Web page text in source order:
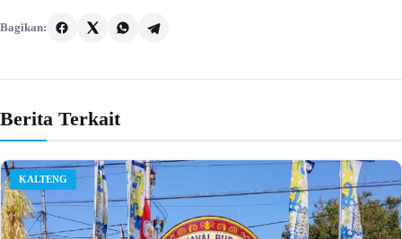
Bagikan:
Berita Terkait
KALTENG